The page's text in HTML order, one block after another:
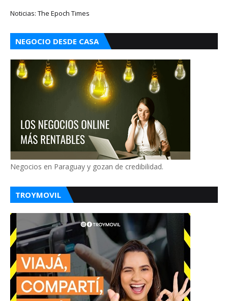
Noticias: The Epoch Times
NEGOCIO DESDE CASA
Negocios en Paraguay y gozan de credibilidad.
TROYMOVIL